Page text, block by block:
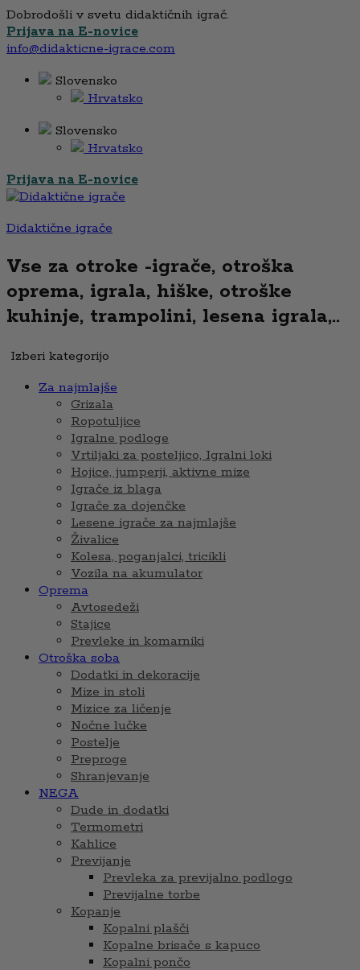
Dobrodošli v svetu didaktičnih igrač.
Prijava na E-novice
info@didakticne-igrace.com
Slovensko
Hrvatsko
Slovensko
Hrvatsko
Prijava na E-novice
Didaktične igrače
Vse za otroke -igrače, otroška
oprema, igrala, hiške, otroške
kuhinje, trampolini, lesena igrala,..
Izberi kategorijo
Za najmlajše
Grizala
Ropotuljice
Igralne podloge
Vrtiljaki za posteljico, Igralni loki
Hojice, jumperji, aktivne mize
Igrače iz blaga
Igrače za dojenčke
Lesene igrače za najmlajše
Živalice
Kolesa, poganjalci, tricikli
Vozila na akumulator
Oprema
Avtosedeži
Stajice
Prevleke in komarniki
Otroška soba
Dodatki in dekoracije
Mize in stoli
Mizice za ličenje
Nočne lučke
Postelje
Preproge
Shranjevanje
NEGA
Dude in dodatki
Termometri
Kahlice
Previjanje
Prevleka za previjalno podlogo
Previjalne torbe
Kopanje
Kopalni plašči
Kopalne brisače s kapuco
Kopalni pončo